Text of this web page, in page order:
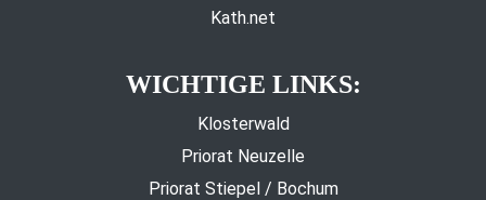
Kath.net
WICHTIGE LINKS:
Klosterwald
Priorat Neuzelle
Priorat Stiepel / Bochum